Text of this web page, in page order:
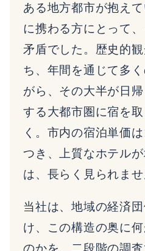
ある地方都市が抱え
に携わる方にとって
矛盾でした。歴史的
ち、年間を通じて多
がら、その大半が日
する大都市圏に宿を
く。市内の宿泊単価
つき、上質なホテル
は、長らく見られませ
当社は、地域の経済
け、この構造の奥に
のかを、二段階の調